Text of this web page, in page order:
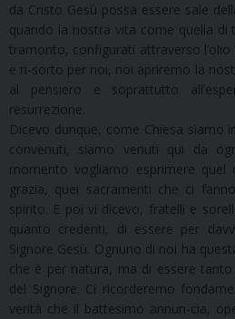
da Cristo Gesù possa essere sale
quando la nostra vita come quella
tramonto, configurati attraverso
e ri-sorto per noi, noi apriremo la
al pensiero e soprattutto
resurrezione.
Dicevo dunque, come Chiesa siamo
convenuti, siamo venuti qui da
momento vogliamo esprimere quel
grazia, quei sacramenti che ci
spirito. E poi vi dicevo, fratelli e
quanto credenti, di essere per
Signore Gesù. Ognuno di noi ha
che è per natura, ma di essere
del Signore. Ci ricorderemo
verità che il battesimo annun-cia,